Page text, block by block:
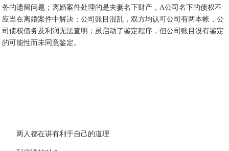
务的遗留问题；离婚案件处理的是夫妻名下财产，A公司名下的债权不
应当在离婚案件中解决；公司账目混乱，双方均认可公司有两本帐，公
司债权债务及利润无法查明；虽启动了鉴定程序，但公司账目没有鉴定
的可能性而未同意鉴定。
两人都在讲有利于自己的道理